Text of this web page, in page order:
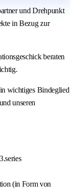
und Drehpunkt
in Bezug zur
beraten
wichtiges Bindeglied
unseren
(in Form von